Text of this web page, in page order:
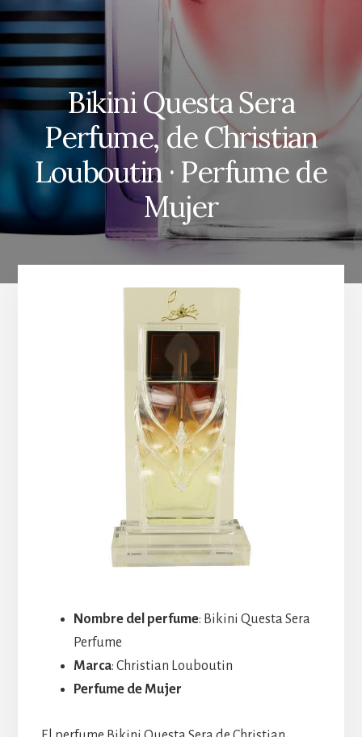
Bikini Questa Sera
Perfume, de Christian
Louboutin · Perfume de
Mujer
Nombre del perfume: Bikini Questa Sera
Perfume
Marca: Christian Louboutin
Perfume de Mujer